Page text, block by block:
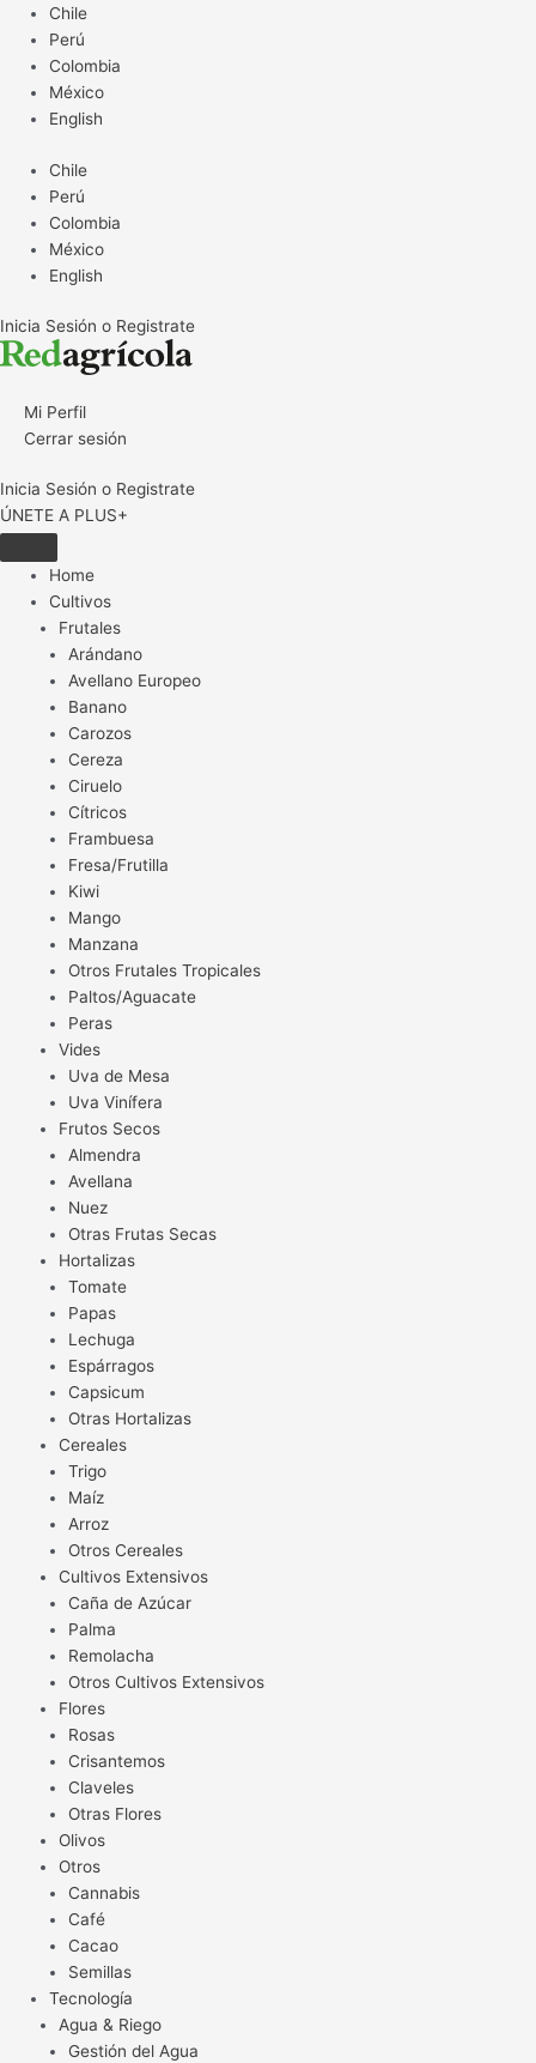
contenido
Chile
Perú
Colombia
México
English
Chile
Perú
Colombia
México
English
Inicia Sesión o Registrate
Mi Perfil
Cerrar sesión
Inicia Sesión o Registrate
ÚNETE A PLUS+
Home
Cultivos
Frutales
Arándano
Avellano Europeo
Banano
Carozos
Cereza
Ciruelo
Cítricos
Frambuesa
Fresa/Frutilla
Kiwi
Mango
Manzana
Otros Frutales Tropicales
Paltos/Aguacate
Peras
Vides
Uva de Mesa
Uva Vinífera
Frutos Secos
Almendra
Avellana
Nuez
Otras Frutas Secas
Hortalizas
Tomate
Papas
Lechuga
Espárragos
Capsicum
Otras Hortalizas
Cereales
Trigo
Maíz
Arroz
Otros Cereales
Cultivos Extensivos
Caña de Azúcar
Palma
Remolacha
Otros Cultivos Extensivos
Flores
Rosas
Crisantemos
Claveles
Otras Flores
Olivos
Otros
Cannabis
Café
Cacao
Semillas
Tecnología
Agua & Riego
Gestión del Agua